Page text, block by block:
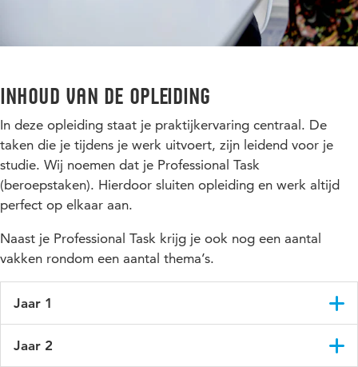
Inhoud van de opleiding
In deze opleiding staat je praktijkervaring centraal. De
taken die je tijdens je werk uitvoert, zijn leidend voor je
studie. Wij noemen dat je Professional Task
(beroepstaken). Hierdoor sluiten opleiding en werk altijd
perfect op elkaar aan.
Naast je Professional Task krijg je ook nog een aantal
vakken rondom een aantal thema’s.
Jaar 1
Netwerken, Windows Server, Linux, programmeren (scripting)
Jaar 2